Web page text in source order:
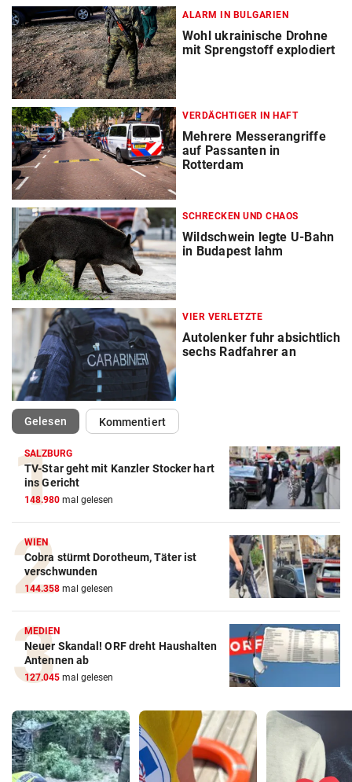
ALARM IN BULGARIEN
Wohl ukrainische Drohne
mit Sprengstoff explodiert
VERDÄCHTIGER IN HAFT
Mehrere Messerangriffe
auf Passanten in
Rotterdam
SCHRECKEN UND CHAOS
Wildschwein legte U-Bahn
in Budapest lahm
VIER VERLETZTE
Autolenker fuhr absichtlich
sechs Radfahrer an
Gelesen(ausgewählt)Kommentiert
SALZBURG
TV-Star geht mit Kanzler Stocker hart
ins Gericht
148.980 mal gelesen
WIEN
Cobra stürmt Dorotheum, Täter ist
verschwunden
144.358 mal gelesen
MEDIEN
Neuer Skandal! ORF dreht Haushalten
Antennen ab
127.045 mal gelesen